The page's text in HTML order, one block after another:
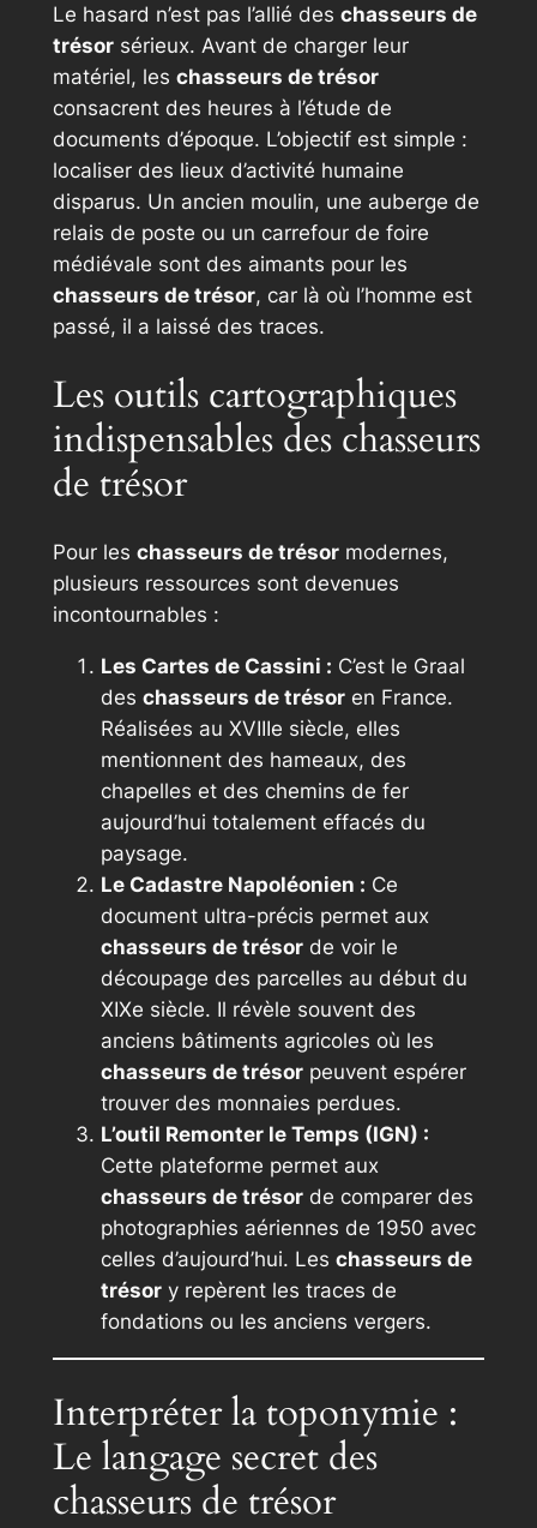
Le hasard n’est pas l’allié des chasseurs de
trésorsérieux. Avant de charger leur
matériel, les chasseurs de trésor
consacrent des heures à l’étude de
documents d’époque. L’objectif est simple :
localiser des lieux d’activité humaine
disparus. Un ancien moulin, une auberge de
relais de poste ou un carrefour de foire
médiévale sont des aimants pour les
chasseurs de trésor, car là où l’homme est
passé, il a laissé des traces.
Les outils cartographiques
indispensables des chasseurs
de trésor
Pour les chasseurs de trésormodernes,
plusieurs ressources sont devenues
incontournables :
Les Cartes de Cassini : C’est le Graal
des chasseurs de trésoren France.
Réalisées au XVIIIe siècle, elles
mentionnent des hameaux, des
chapelles et des chemins de fer
aujourd’hui totalement effacés du
paysage.
Le Cadastre Napoléonien : Ce
document ultra-précis permet aux
chasseurs de trésorde voir le
découpage des parcelles au début du
XIXe siècle. Il révèle souvent des
anciens bâtiments agricoles où les
chasseurs de trésorpeuvent espérer
trouver des monnaies perdues.
L’outil Remonter le Temps (IGN) :
Cette plateforme permet aux
chasseurs de trésorde comparer des
photographies aériennes de 1950 avec
celles d’aujourd’hui. Les chasseurs de
trésory repèrent les traces de
fondations ou les anciens vergers.
Interpréter la toponymie :
Le langage secret des
chasseurs de trésor